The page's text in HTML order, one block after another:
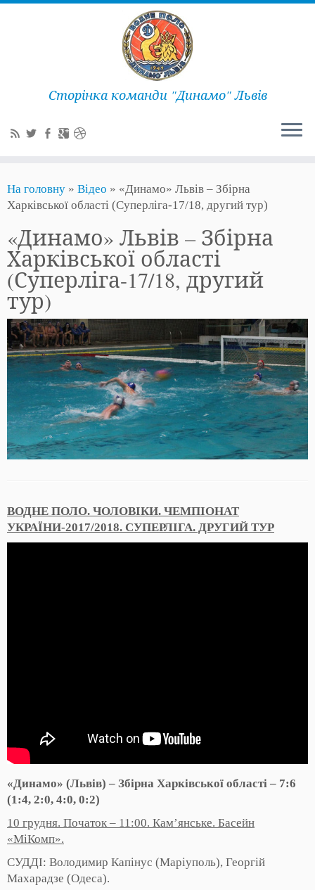
Сторінка команди "Динамо" Львів
На головну » Відео » «Динамо» Львів – Збірна
Харківської області (Суперліга-17/18, другий тур)
«Динамо» Львів – Збірна
Харківської області
(Суперліга-17/18, другий
тур)
ВОДНЕ ПОЛО. ЧОЛОВІКИ. ЧЕМПІОНАТ
УКРАЇНИ-2017/2018. СУПЕРЛІГА. ДРУГИЙ ТУР
«Динамо» (Львів) – Збірна Харківської області – 7:6
(1:4, 2:0, 4:0, 0:2)
10 грудня. Початок – 11:00. Кам’янське. Басейн
«МіКомп».
СУДДІ: Володимир Капінус (Маріуполь), Георгій
Махарадзе (Одеса).